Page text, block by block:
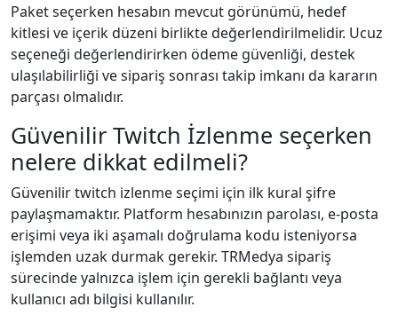
Paket seçerken hesabın mevcut görünümü, hedef
kitlesi ve içerik düzeni birlikte değerlendirilmelidir. Ucuz
seçeneği değerlendirirken ödeme güvenliği, destek
ulaşılabilirliği ve sipariş sonrası takip imkanı da kararın
parçası olmalıdır.
Güvenilir Twitch İzlenme seçerken
nelere dikkat edilmeli?
Güvenilir twitch i̇zlenme seçimi için ilk kural şifre
paylaşmamaktır. Platform hesabınızın parolası, e-posta
erişimi veya iki aşamalı doğrulama kodu isteniyorsa
işlemden uzak durmak gerekir. TRMedya sipariş
sürecinde yalnızca işlem için gerekli bağlantı veya
kullanıcı adı bilgisi kullanılır.